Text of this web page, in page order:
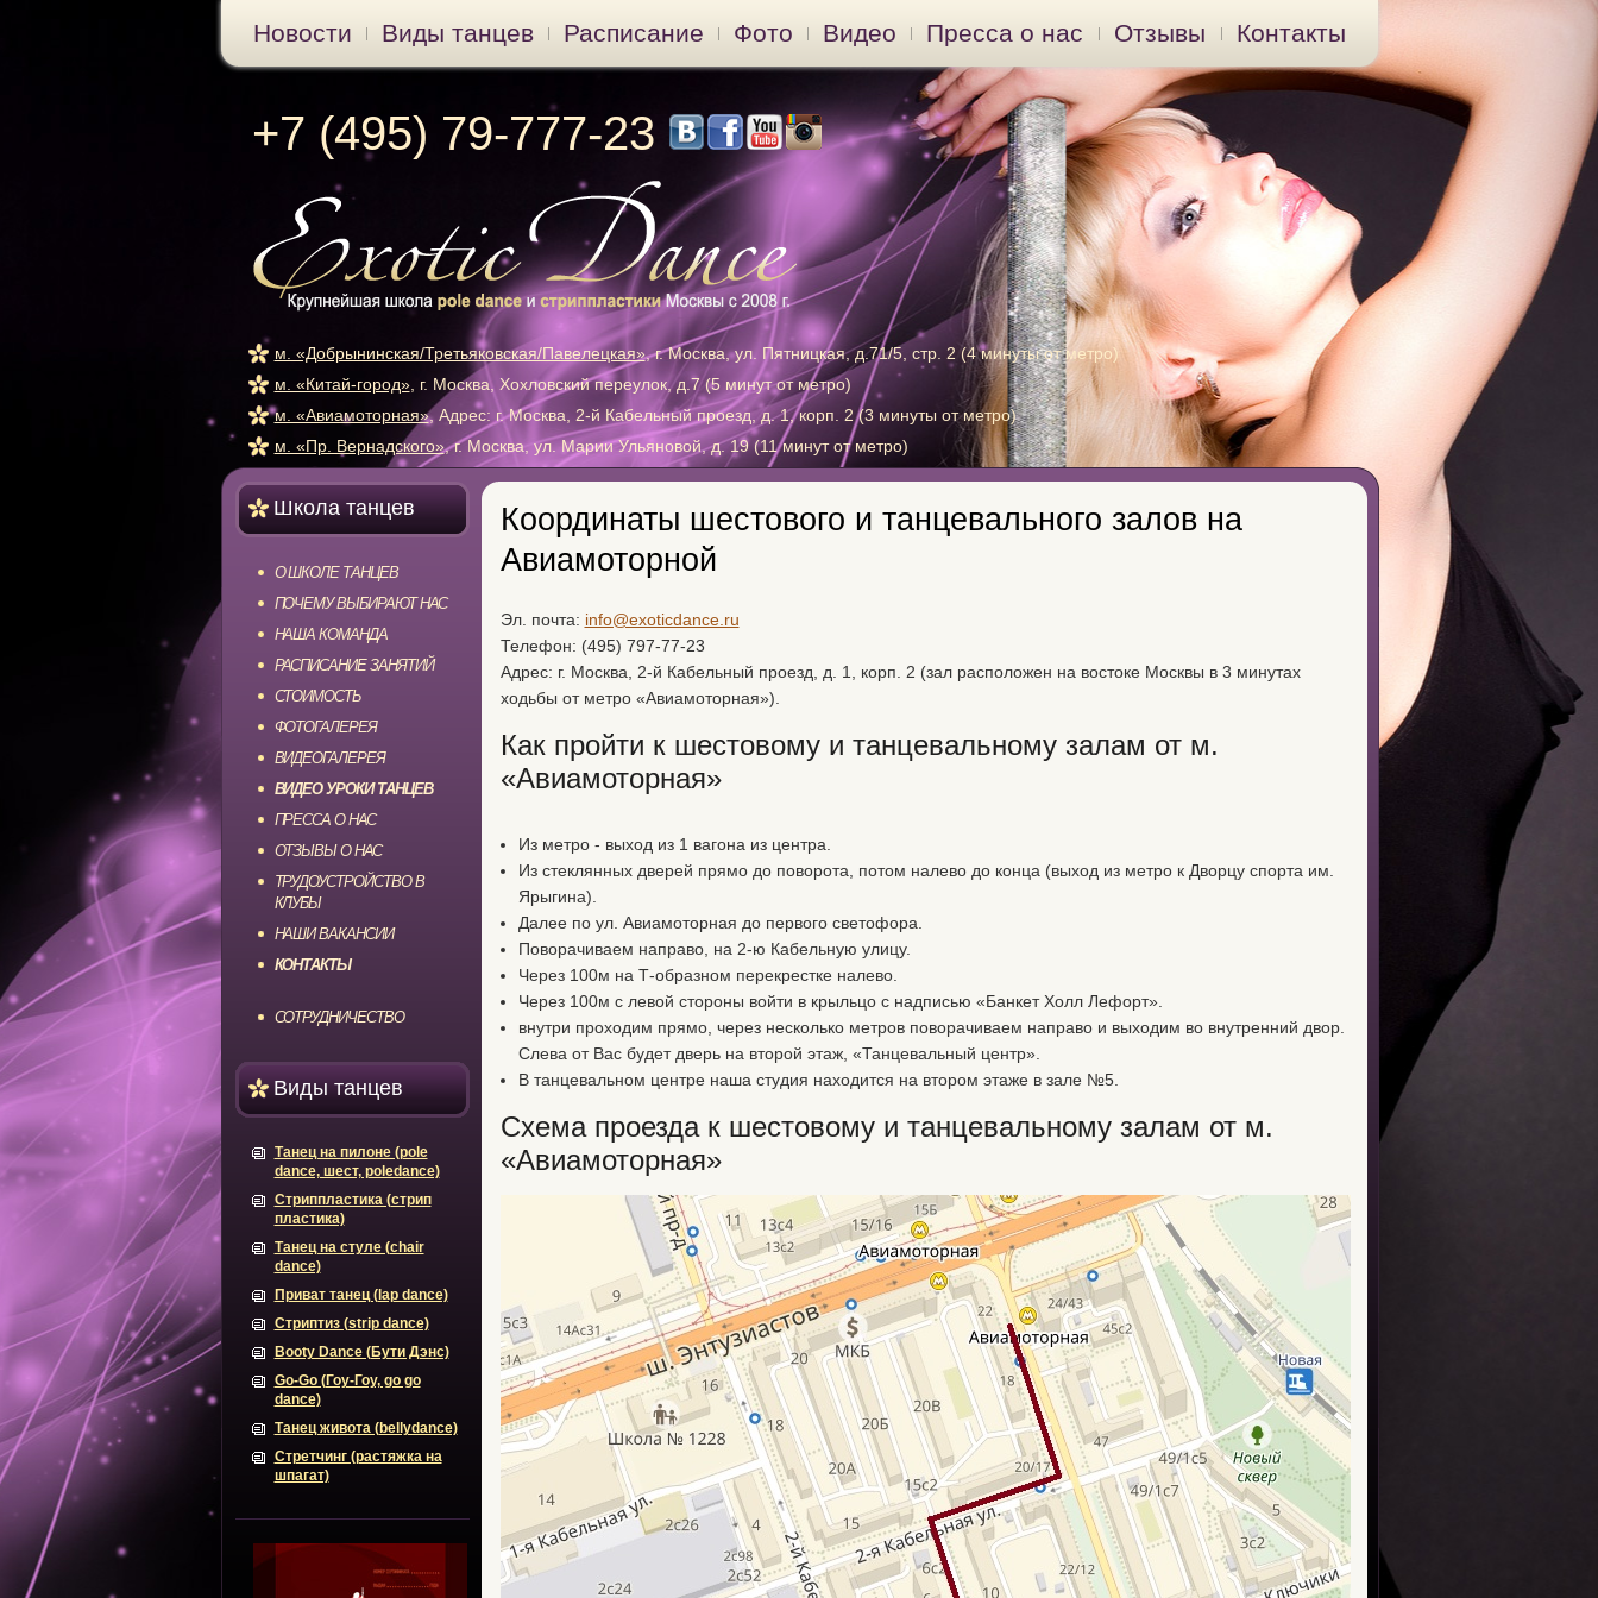
Новости Виды танцев Расписание Фото Видео Пресса о нас Отзывы Контакты
+7 (495) 79-777-23
м. «Добрынинская/Третьяковская/Павелецкая», г. Москва, ул. Пятницкая, д.71/5, стр. 2 (4 минуты от метро)
м. «Китай-город», г. Москва, Хохловский переулок, д.7 (5 минут от метро)
м. «Авиамоторная», Адрес: г. Москва, 2-й Кабельный проезд, д. 1, корп. 2 (3 минуты от метро)
м. «Пр. Вернадского», г. Москва, ул. Марии Ульяновой, д. 19 (11 минут от метро)
Школа танцев
О ШКОЛЕ ТАНЦЕВ
ПОЧЕМУ ВЫБИРАЮТ НАС
НАША КОМАНДА
РАСПИСАНИЕ ЗАНЯТИЙ
СТОИМОСТЬ
ФОТОГАЛЕРЕЯ
ВИДЕОГАЛЕРЕЯ
ВИДЕО УРОКИ ТАНЦЕВ
ПРЕССА О НАС
ОТЗЫВЫ О НАС
ТРУДОУСТРОЙСТВО В
КЛУБЫ
НАШИ ВАКАНСИИ
КОНТАКТЫ
СОТРУДНИЧЕСТВО
Виды танцев
Танец на пилоне (pole
dance, шест, poledance)
Стриппластика (стрип
пластика)
Танец на стуле (chair
dance)
Приват танец (lap dance)
Стриптиз (strip dance)
Booty Dance (Бути Дэнс)
Go-Go (Гоу-Гоу, go go
dance)
Танец живота (bellydance)
Стретчинг (растяжка на
шпагат)
Координаты шестового и танцевального залов на
Авиамоторной
Эл. почта: info@exoticdance.ru
Телефон: (495) 797-77-23
Адрес: г. Москва, 2-й Кабельный проезд, д. 1, корп. 2 (зал расположен на востоке Москвы в 3 минутах
ходьбы от метро «Авиамоторная»).
Как пройти к шестовому и танцевальному залам от м.
«Авиамоторная»
Из метро - выход из 1 вагона из центра.
Из стеклянных дверей прямо до поворота, потом налево до конца (выход из метро к Дворцу спорта им.
Ярыгина).
Далее по ул. Авиамоторная до первого светофора.
Поворачиваем направо, на 2-ю Кабельную улицу.
Через 100м на Т-образном перекрестке налево.
Через 100м с левой стороны войти в крыльцо с надписью «Банкет Холл Лефорт».
внутри проходим прямо, через несколько метров поворачиваем направо и выходим во внутренний двор.
Слева от Вас будет дверь на второй этаж, «Танцевальный центр».
В танцевальном центре наша студия находится на втором этаже в зале №5.
Схема проезда к шестовому и танцевальному залам от м.
«Авиамоторная»